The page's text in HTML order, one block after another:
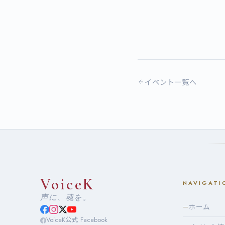
イベント一覧へ
VoiceK
声に、魂を。
VoiceK公式 Facebook
—ホーム